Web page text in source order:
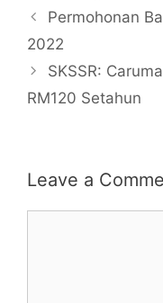
Permohonan
2022
SKSSR:
RM120 Setahun
Leave a